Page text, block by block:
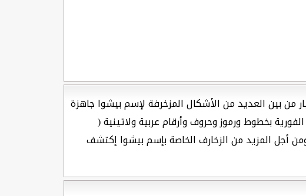
من بين العديد من الأشكال المزخرفة لإسم بيشوا جاهزة
بخطوط ورموز وحروف وأرقام عربية ولاتينية (
أجل المزيد من الزخارف الخاصة بإسم بيشوا إكتشف